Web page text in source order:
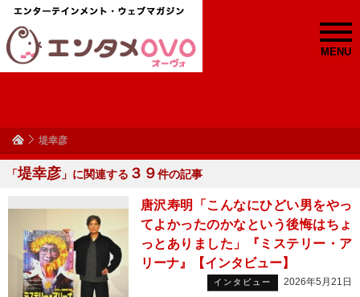
MENU
堤幸彦
「堤幸彦 」に関連する ３９件の記事
唐沢寿明「こんなにひどい男をやっ
てよかったのかなという後悔はちょ
っとありました」『ミステリー・ア
リーナ』【インタビュー】
インタビュー 2026年5月21日